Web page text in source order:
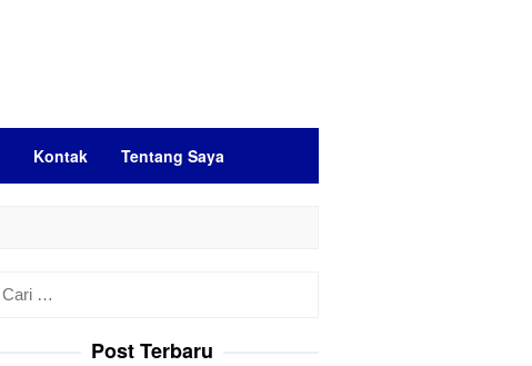
Kontak Tentang Saya
Post Terbaru